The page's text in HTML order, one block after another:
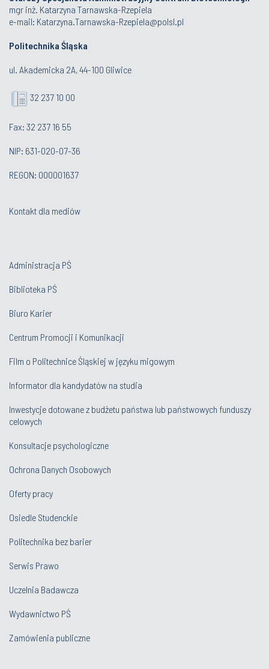
mgr inż. Katarzyna Tarnawska-Rzepiela
e-mail: Katarzyna.Tarnawska-Rzepiela@polsl.pl
Politechnika Śląska
ul. Akademicka 2A, 44-100 Gliwice
32 237 10 00
Fax: 32 237 16 55
NIP: 631-020-07-36
REGON: 000001637
Kontakt dla mediów
Administracja PŚ
Biblioteka PŚ
Biuro Karier
Centrum Promocji i Komunikacji
Film o Politechnice Śląskiej w języku migowym
Informator dla kandydatów na studia
Inwestycje dotowane z budżetu państwa lub państwowych funduszy
celowych
Konsultacje psychologiczne
Ochrona Danych Osobowych
Oferty pracy
Osiedle Studenckie
Politechnika bez barier
Serwis Prawo
Uczelnia Badawcza
Wydawnictwo PŚ
Zamówienia publiczne